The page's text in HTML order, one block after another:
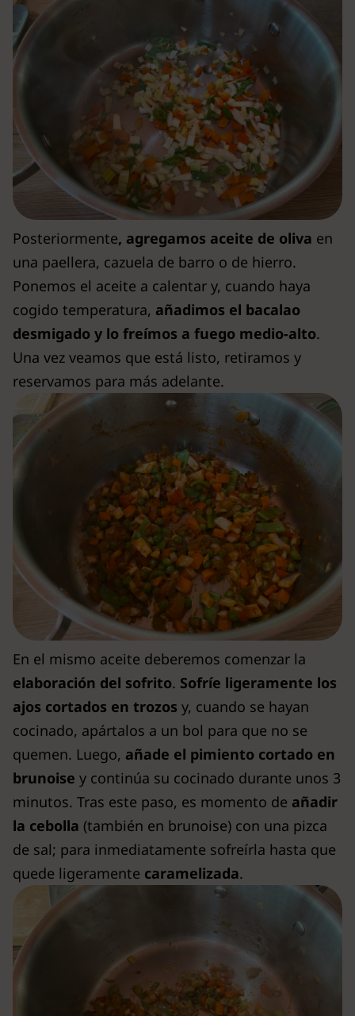
Posteriormente, agregamos aceite de oliva en
una paellera, cazuela de barro o de hierro.
Ponemos el aceite a calentar y, cuando haya
cogido temperatura, añadimos el bacalao
desmigado y lo freímos a fuego medio-alto.
Una vez veamos que está listo, retiramos y
reservamos para más adelante.
En el mismo aceite deberemos comenzar la
elaboración del sofrito. Sofríe ligeramente los
ajos cortados en trozos y, cuando se hayan
cocinado, apártalos a un bol para que no se
quemen. Luego, añade el pimiento cortado en
brunoise y continúa su cocinado durante unos 3
minutos. Tras este paso, es momento de añadir
la cebolla (también en brunoise) con una pizca
de sal; para inmediatamente sofreírla hasta que
quede ligeramente caramelizada.